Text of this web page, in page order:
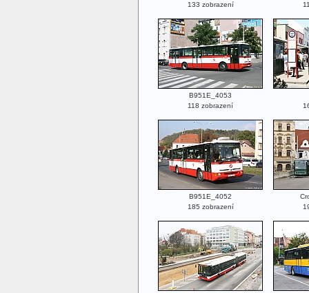
133 zobrazení
B951E_4053
118 zobrazení
B951E_4052
185 zobrazení